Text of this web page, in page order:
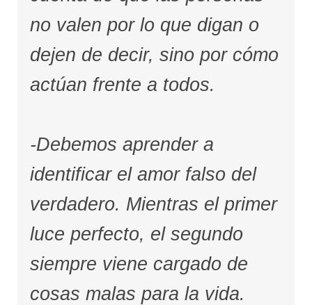
no valen por lo que digan o
dejen de decir, sino por cómo
actúan frente a todos.
-Debemos aprender a
identificar el amor falso del
verdadero. Mientras el primer
luce perfecto, el segundo
siempre viene cargado de
cosas malas para la vida.